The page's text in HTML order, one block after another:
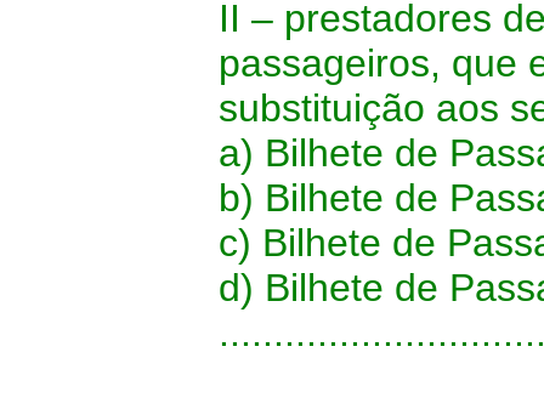
II – prestadores
passageiros, que
substituição aos
a) Bilhete de
b) Bilhete de
c) Bilhete de
d) Bilhete de